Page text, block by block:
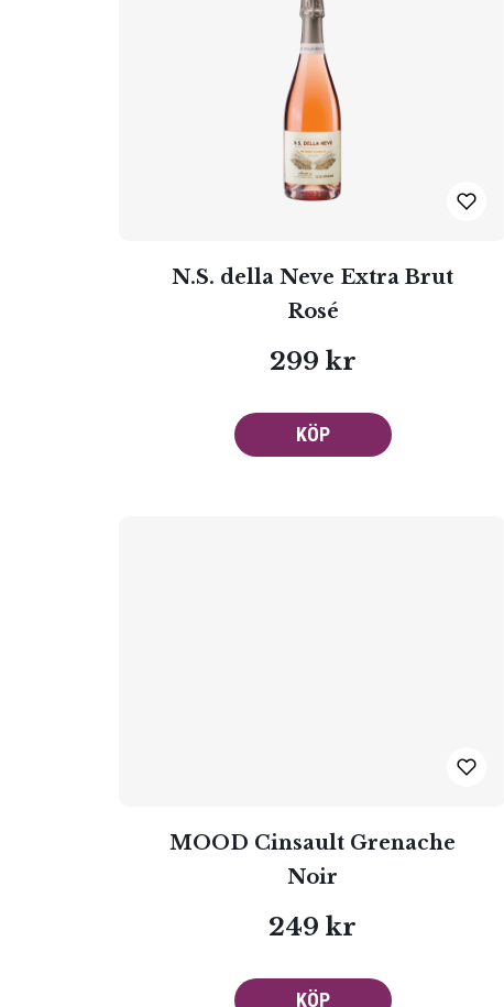
N.S. della Neve Extra Brut
Rosé
299 kr
KÖP
MOOD Cinsault Grenache
Noir
249 kr
KÖP